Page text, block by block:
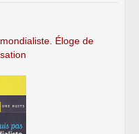
Éloge de